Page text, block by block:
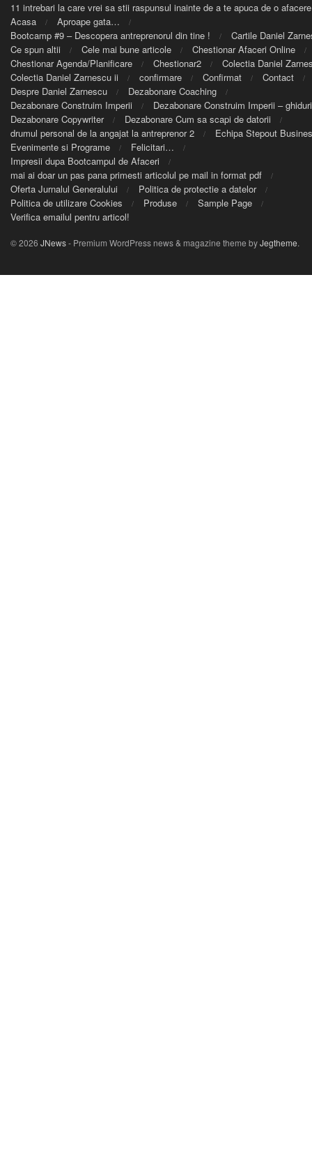
11 intrebari la care vrei sa stii raspunsul inainte de a te apuca de o
Acasa
Aproape gata…
Bootcamp #9 – Descopera antreprenorul din tine !
Cartile Daniel
Ce spun altii
Cele mai bune articole
Chestionar Afaceri Online
Chestionar Agenda/Planificare
Chestionar2
Colectia Daniel
Colectia Daniel Zarnescu ii
confirmare Confirmat
Contact
Despre Daniel Zarnescu
Dezabonare Coaching
Dezabonare Construim Imperii
Dezabonare Construim Imperii – ghiduri
Dezabonare Copywriter
Dezabonare Cum sa scapi de datorii
drumul personal de la angajat la antreprenor 2
Echipa Stepout
Evenimente si Programe
Felicitari…
Impresii dupa Bootcampul de Afaceri
mai ai doar un pas pana primesti articolul pe mail in format pdf
Oferta Jurnalul Generalului
Politica de protectie a datelor
Politica de utilizare Cookies
Produse
Sample Page
Verifica emailul pentru articol!
© 2026 JNews- Premium WordPress news & magazine theme byJegtheme.